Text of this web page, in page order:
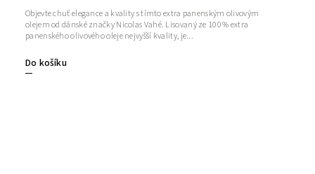
Do košíku
Objevte chuť elegance a kvality s tímto extra panenským olivovým
olejem od dánské značky Nicolas Vahé. Lisovaný ze 100 % extra
panenského olivového oleje nejvyšší kvality, je...